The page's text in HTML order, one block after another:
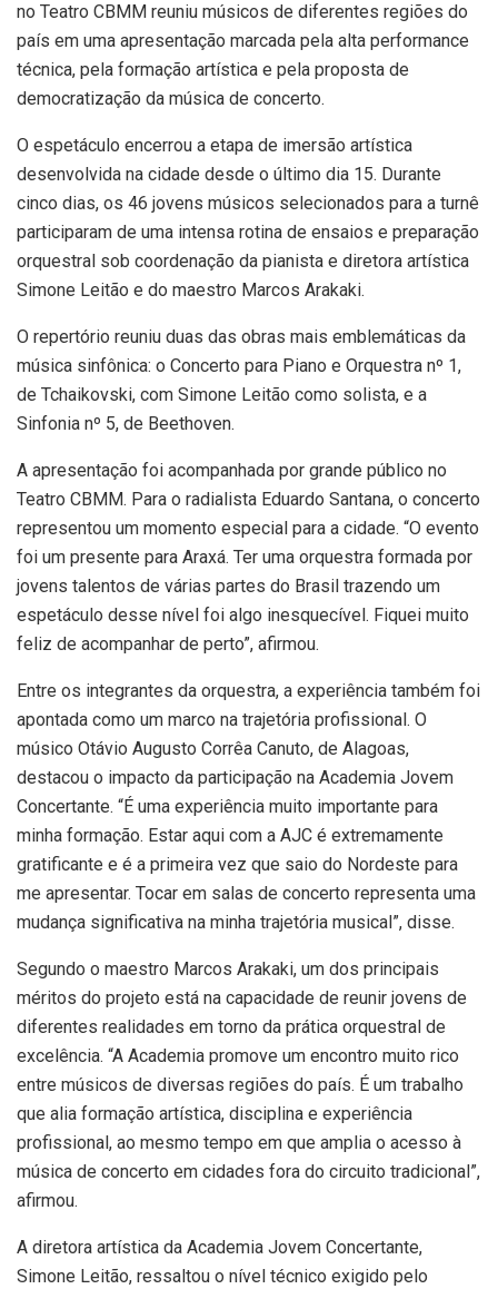
no Teatro CBMM reuniu músicos de diferentes regiões do
país em uma apresentação marcada pela alta performance
técnica, pela formação artística e pela proposta de
democratização da música de concerto.
O espetáculo encerrou a etapa de imersão artística
desenvolvida na cidade desde o último dia 15. Durante
cinco dias, os 46 jovens músicos selecionados para a turnê
participaram de uma intensa rotina de ensaios e preparação
orquestral sob coordenação da pianista e diretora artística
Simone Leitão e do maestro Marcos Arakaki.
O repertório reuniu duas das obras mais emblemáticas da
música sinfônica: o Concerto para Piano e Orquestra nº 1,
de Tchaikovski, com Simone Leitão como solista, e a
Sinfonia nº 5, de Beethoven.
A apresentação foi acompanhada por grande público no
Teatro CBMM. Para o radialista Eduardo Santana, o concerto
representou um momento especial para a cidade. “O evento
foi um presente para Araxá. Ter uma orquestra formada por
jovens talentos de várias partes do Brasil trazendo um
espetáculo desse nível foi algo inesquecível. Fiquei muito
feliz de acompanhar de perto”, afirmou.
Entre os integrantes da orquestra, a experiência também foi
apontada como um marco na trajetória profissional. O
músico Otávio Augusto Corrêa Canuto, de Alagoas,
destacou o impacto da participação na Academia Jovem
Concertante. “É uma experiência muito importante para
minha formação. Estar aqui com a AJC é extremamente
gratificante e é a primeira vez que saio do Nordeste para
me apresentar. Tocar em salas de concerto representa uma
mudança significativa na minha trajetória musical”, disse.
Segundo o maestro Marcos Arakaki, um dos principais
méritos do projeto está na capacidade de reunir jovens de
diferentes realidades em torno da prática orquestral de
excelência. “A Academia promove um encontro muito rico
entre músicos de diversas regiões do país. É um trabalho
que alia formação artística, disciplina e experiência
profissional, ao mesmo tempo em que amplia o acesso à
música de concerto em cidades fora do circuito tradicional”,
afirmou.
A diretora artística da Academia Jovem Concertante,
Simone Leitão, ressaltou o nível técnico exigido pelo